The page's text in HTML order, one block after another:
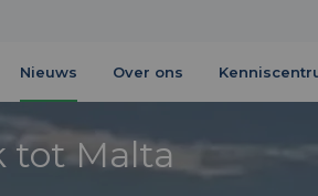
Nieuws Over ons
tot Malta